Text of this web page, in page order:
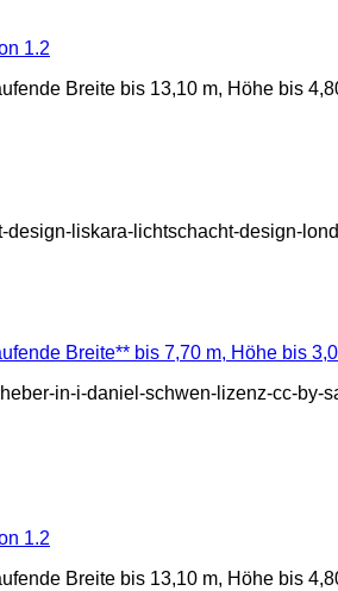
1.2
Breite bis 13,10 m, Höhe bis
liskara-lichtschacht-design-
Breite** bis 7,70 m, Höhe bis
in-i-daniel-schwen-lizenz-cc-
1.2
Breite bis 13,10 m, Höhe bis